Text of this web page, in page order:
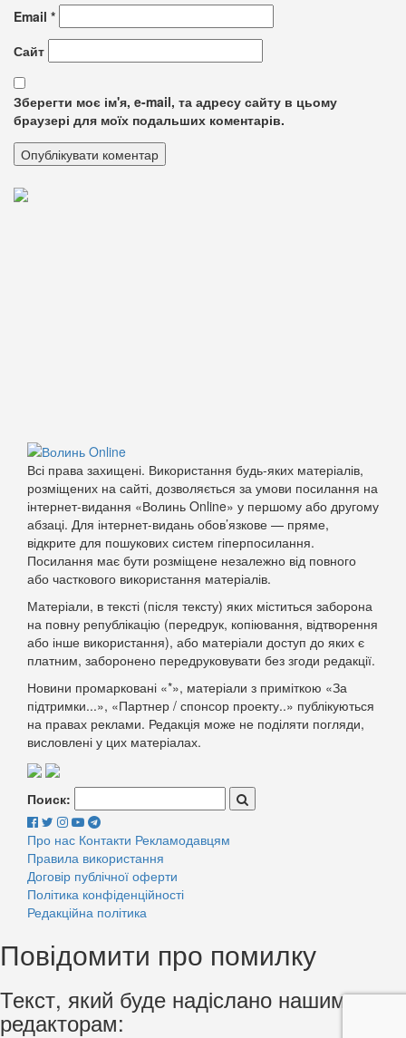
Email *
Сайт
Зберегти моє ім'я, e-mail, та адресу сайту в цьому
браузері для моїх подальших коментарів.
Всі права захищені. Використання будь-яких матеріалів,
розміщених на сайті, дозволяється за умови посилання на
інтернет-видання «Волинь Online» у першому або другому
абзаці. Для інтернет-видань обов’язкове — пряме,
відкрите для пошукових систем гіперпосилання.
Посилання має бути розміщене незалежно від повного
або часткового використання матеріалів.
Матеріали, в тексті (після тексту) яких міститься заборона
на повну републікацію (передрук, копіювання, відтворення
або інше використання), або матеріали доступ до яких є
платним, заборонено передруковувати без згоди редакції.
Новини промарковані «*», матеріали з приміткою «За
підтримки...», «Партнер / спонсор проекту..» публікуються
на правах реклами. Редакція може не поділяти погляди,
висловлені у цих матеріалах.
Поиск:
Про нас Контакти Рекламодавцям
Правила використання
Договір публічної оферти
Політика конфіденційності
Редакційна політика
Повідомити про помилку
Текст, який буде надіслано нашим
редакторам: